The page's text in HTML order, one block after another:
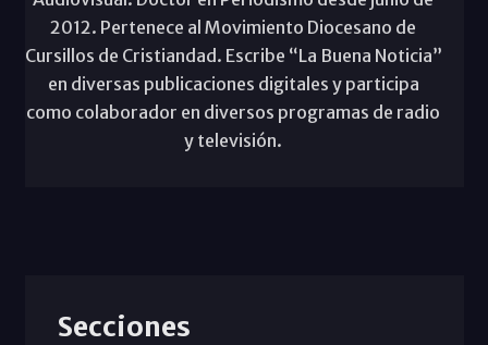
2012. Pertenece al Movimiento Diocesano de
Cursillos de Cristiandad. Escribe “La Buena Noticia”
en diversas publicaciones digitales y participa
como colaborador en diversos programas de radio
y televisión.
Secciones